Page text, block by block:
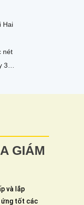
Hai
nét
360
GIÁM
và lắp
ứng tốt các